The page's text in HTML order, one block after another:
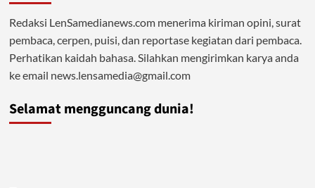
Redaksi LenSamedianews.com menerima kiriman opini, surat
pembaca, cerpen, puisi, dan reportase kegiatan dari pembaca.
Perhatikan kaidah bahasa. Silahkan mengirimkan karya anda
ke email news.lensamedia@gmail.com
Selamat mengguncang dunia!